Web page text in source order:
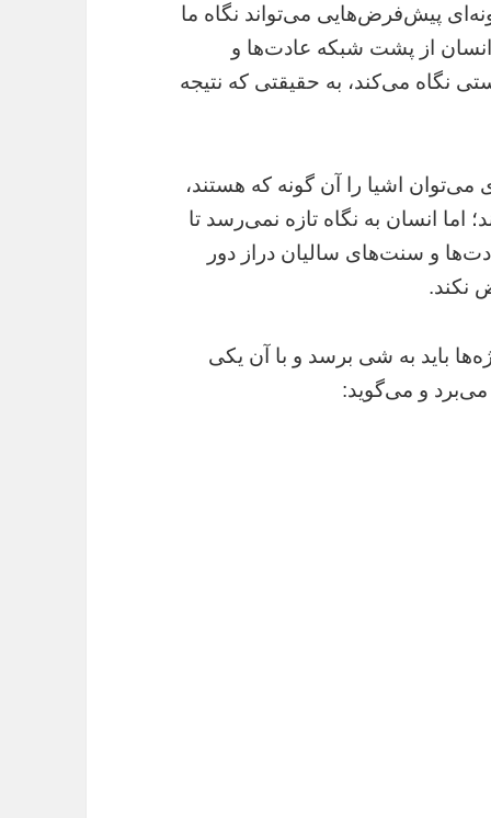
پیش‌فرض‌هایی می‌تواند نگاه ما
انسان از پشت شبکه عادت‌ها و
می‌کند، به حقیقتی که نتیجه
اشیا را آن گونه که هستند،
اما انسان به نگاه تازه نمی‌رسد تا
و سنت‌های سالیان دراز دور
نکند.
باید به شی برسد و با آن یکی
و می‌گوید: